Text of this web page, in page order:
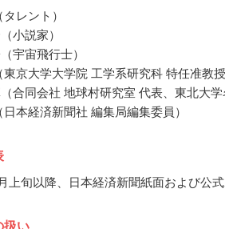
レント）
小説家）
宇宙飛行士）
京大学大学院 工学系研究科 特任准教授
合同会社 地球村研究室 代表、東北大学
本経済新聞社 編集局編集委員）
上旬以降、日本経済新聞紙面および公
扱い